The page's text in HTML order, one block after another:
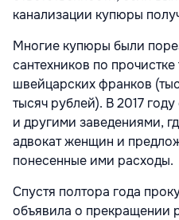
канализации купюры
Многие купюры были
сантехников по
швейцарских франков
тысяч рублей). В 2017
и другими заведениями,
адвокат женщин и
понесенные ими расходы.
Спустя полтора года
объявила о прекращении